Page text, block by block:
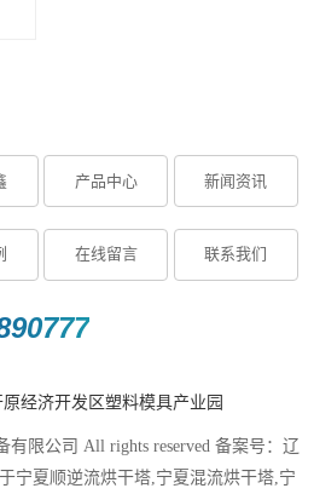
产品中心 新闻资讯
在线留言 联系我们
经济开发区塑料模具产业园
限公司 All rights reserved 备案号： 辽
宁夏顺逆流烘干塔,宁夏混流烘干塔,宁